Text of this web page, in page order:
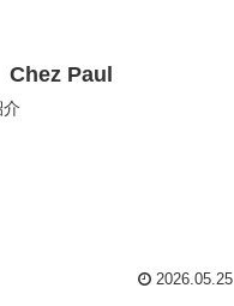
Chez Paul
2026.05.25